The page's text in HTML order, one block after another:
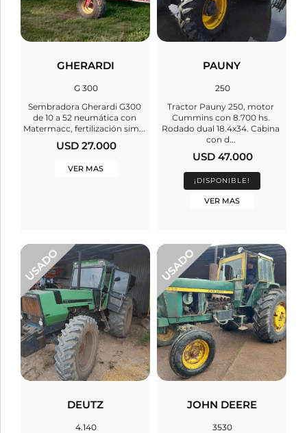
GHERARDI
G 300
Sembradora Gherardi G300
de 10 a 52 neumática con
Matermacc, fertilización sim...
USD 27.000
VER MAS
PAUNY
250
Tractor Pauny 250, motor
Cummins con 8.700 hs.
Rodado dual 18.4x34. Cabina
con d...
USD 47.000
¡DISPONIBLE!
VER MAS
DEUTZ
4.140
JOHN DEERE
3530